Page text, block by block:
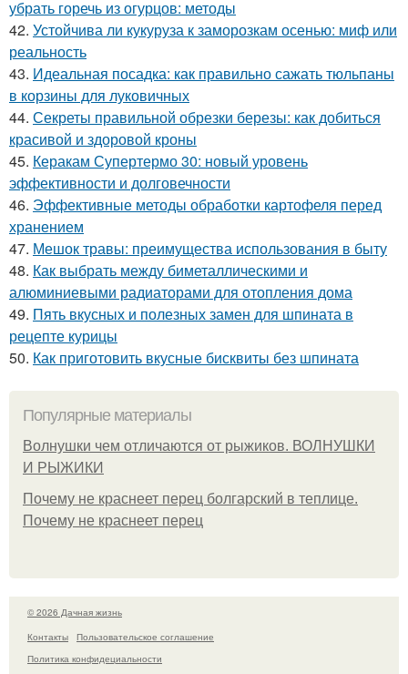
убрать горечь из огурцов: методы
42. Устойчива ли кукуруза к заморозкам осенью: миф или
реальность
43. Идеальная посадка: как правильно сажать тюльпаны
в корзины для луковичных
44. Секреты правильной обрезки березы: как добиться
красивой и здоровой кроны
45. Керакам Супертермо 30: новый уровень
эффективности и долговечности
46. Эффективные методы обработки картофеля перед
хранением
47. Мешок травы: преимущества использования в быту
48. Как выбрать между биметаллическими и
алюминиевыми радиаторами для отопления дома
49. Пять вкусных и полезных замен для шпината в
рецепте курицы
50. Как приготовить вкусные бисквиты без шпината
Популярные материалы
Волнушки чем отличаются от рыжиков. ВОЛНУШКИ
И РЫЖИКИ
Почему не краснеет перец болгарский в теплице.
Почему не краснеет перец
© 2026 Дачная жизнь
Контакты
Пользовательское соглашение
Политика конфидециальности